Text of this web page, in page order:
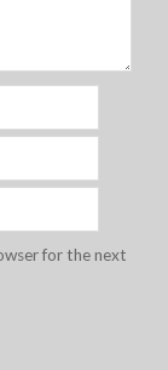
for the next